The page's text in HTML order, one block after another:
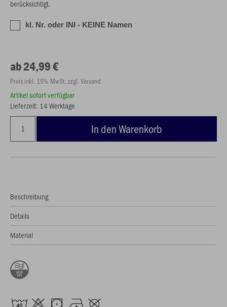
berücksichtigt.
kl. Nr. oder INI - KEINE Namen
ab 24,99 €
Preis inkl. 19% MwSt. zzgl. Versand
Artikel sofort verfügbar
Lieferzeit: 14 Werktage
In den Warenkorb
Beschreibung
Details
Material